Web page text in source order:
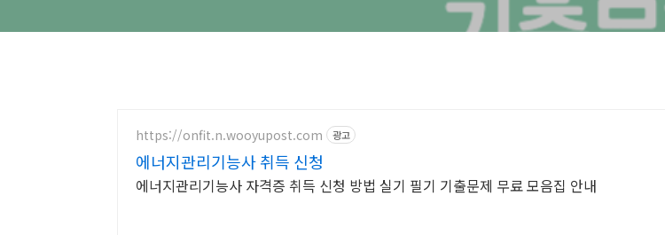
https://onfit.n.wooyupost.com 광고
에너지관리기능사 취득 신청
에너지관리기능사 자격증 취득 신청 방법 실기 필기 기출문제 무료 모음집 안내